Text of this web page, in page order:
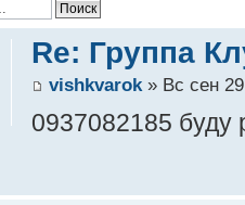
Re: Группа
vishkvarok» Вс сен
0937082185 буду